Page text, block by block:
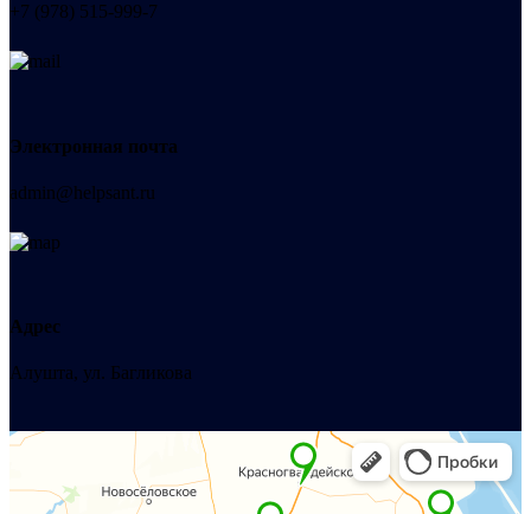
+7 (978) 515-999-7
Электронная почта
admin@helpsant.ru
Адрес
Алушта, ул. Багликова